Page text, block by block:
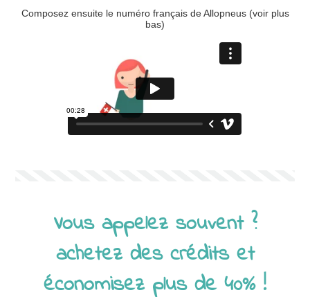
Composez ensuite le numéro français de Allopneus (voir plus
bas)
Vous appelez souvent ?
achetez des crédits et
économisez plus de 40% !